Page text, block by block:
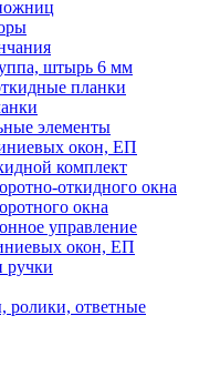
штырь 6 мм
планки
элементы
окон, ЕП
комплект
откидного окна
окна
управление
окон, ЕП
ручки
ролики, ответные